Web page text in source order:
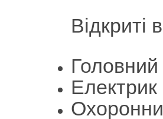
Відкриті
Електрик